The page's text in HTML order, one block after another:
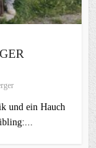
und ein Hauch